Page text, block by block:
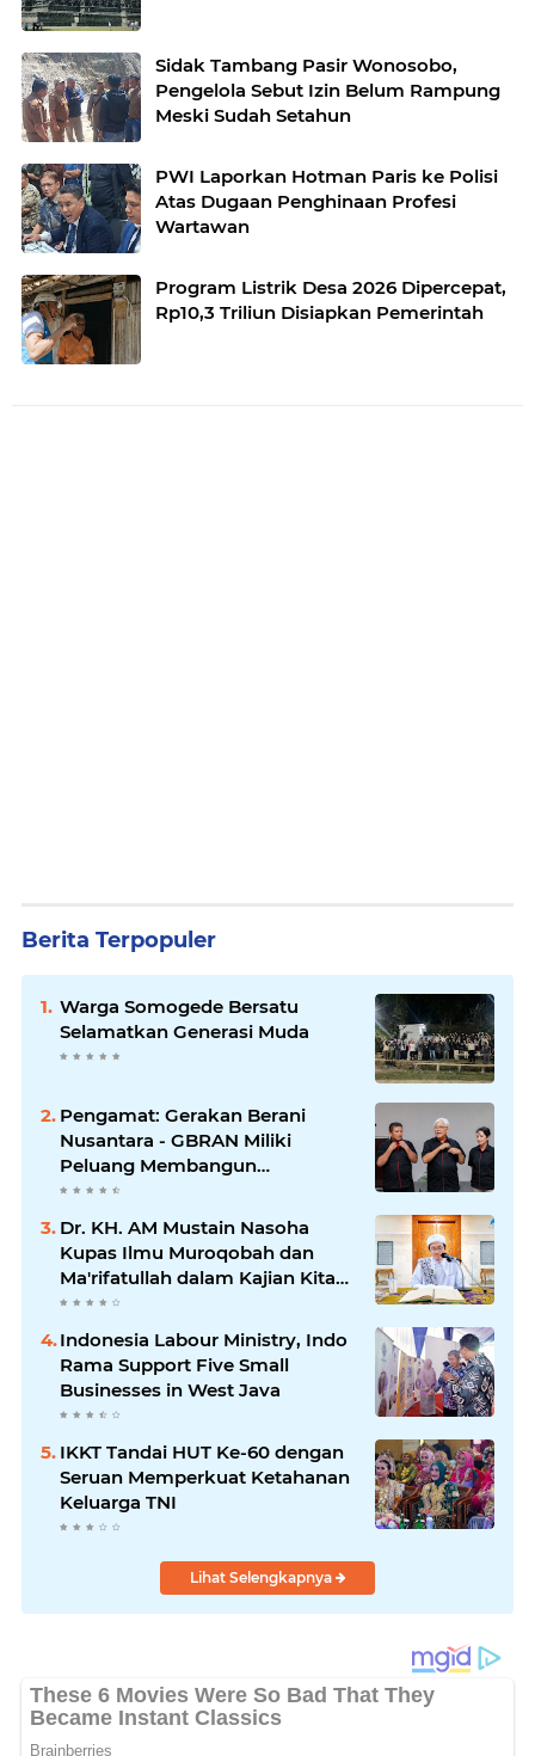
Sidak Tambang Pasir Wonosobo,
Pengelola Sebut Izin Belum Rampung
Meski Sudah Setahun
PWI Laporkan Hotman Paris ke Polisi
Atas Dugaan Penghinaan Profesi
Wartawan
Program Listrik Desa 2026 Dipercepat,
Rp10,3 Triliun Disiapkan Pemerintah
Berita Terpopuler
Warga Somogede Bersatu
Selamatkan Generasi Muda
Pengamat: Gerakan Berani
Nusantara - GBRAN Miliki
Peluang Membangun
Identitasnya Sendiri
Dr. KH. AM Mustain Nasoha
Kupas Ilmu Muroqobah dan
Ma'rifatullah dalam Kajian Kitab
Ihya' Ulumuddin
Indonesia Labour Ministry, Indo
Rama Support Five Small
Businesses in West Java
IKKT Tandai HUT Ke-60 dengan
Seruan Memperkuat Ketahanan
Keluarga TNI
Lihat Selengkapnya